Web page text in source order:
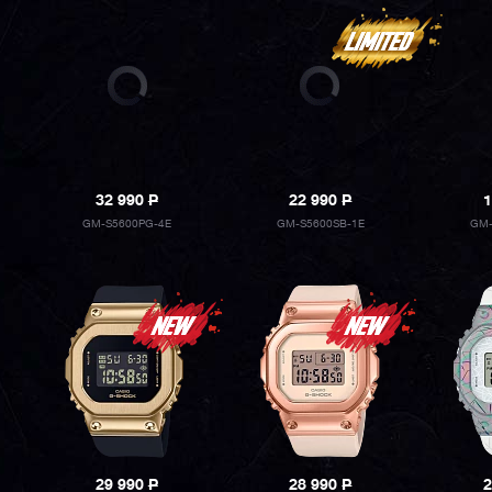
32 990P
GM-S5600PG-4E
22 990P
GM-S5600SB-1E
29 990P 28 990P